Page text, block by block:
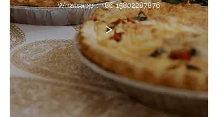
Whatsapp：+86 15802287876
>